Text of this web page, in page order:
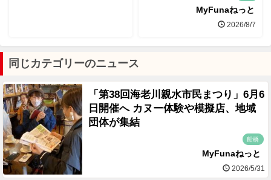
MyFunaねっと
2026/8/7
同じカテゴリーのニュース
「第38回海老川親水市民まつり」6月6
日開催へ カヌー体験や模擬店、地域
団体が集結
船橋
MyFunaねっと
2026/5/31